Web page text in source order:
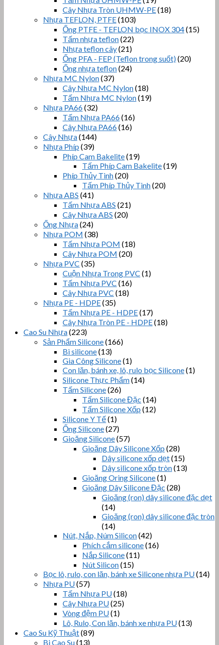
Cây Nhựa Tròn UHMW-PE(18)
Nhựa TEFLON, PTFE(103)
Ống PTFE - TEFLON bọc INOX 304(15)
Tấm nhựa teflon(22)
Nhựa teflon cây(21)
Ống PFA - FEP (Teflon trong suốt)(20)
Ống nhựa teflon(24)
Nhựa MC Nylon(37)
Cây Nhựa MC Nylon(18)
Tấm Nhựa MC Nylon(19)
Nhựa PA66(32)
Tấm Nhựa PA66(16)
Cây Nhựa PA66(16)
Cây Nhựa(144)
Nhựa Phíp (39)
Phíp Cam Bakelite(19)
Tấm Phíp Cam Bakelite(19)
Phíp Thủy Tinh(20)
Tấm Phíp Thủy Tinh(20)
Nhựa ABS (41)
Tấm Nhựa ABS (21)
Cây Nhựa ABS (20)
Ống Nhựa(24)
Nhựa POM (38)
Tấm Nhựa POM (18)
Cây Nhựa POM (20)
Nhựa PVC (35)
Cuộn Nhựa Trong PVC (1)
Tấm Nhựa PVC (16)
Cây Nhựa PVC (18)
Nhựa PE - HDPE(35)
Tấm Nhựa PE - HDPE(17)
Cây Nhựa Tròn PE - HDPE(18)
Cao Su Nhựa(223)
Sản Phẩm Silicone(166)
Bi silicone(13)
Gia Công Silicone(1)
Con lăn, bánh xe, lô, rulo bọc Silicone(1)
Silicone Thực Phẩm(14)
Tấm Silicone(26)
Tấm Silicone Đặc (14)
Tấm Silicone Xốp (12)
Silicone Y Tế(1)
Ống Silicone(27)
Gioăng Silicone(57)
Gioăng Dây Silicone Xốp (28)
Dây silicone xốp dẹt(15)
Dây silicone xốp tròn(13)
Gioăng Oring Silicone(1)
Gioăng Dây Silicone Đặc (28)
Gioăng (ron) dây silicone đặc dẹt
(14)
Gioăng (ron) dây silicone đặc tròn
(14)
Nút, Nắp, Núm Silicon(42)
Phích cắm silicone(16)
Nắp Silicone(11)
Nút Silicon(15)
Bọc lô, rulo, con lăn, bánh xe Silicone nhựa PU(14)
Nhựa PU(57)
Tấm Nhựa PU(18)
Cây Nhựa PU(25)
Vòng đệm PU(1)
Lô, Rulo, Con lăn, bánh xe nhựa PU(13)
Cao Su Kỹ Thuật(89)
Bi Cao Su(13)